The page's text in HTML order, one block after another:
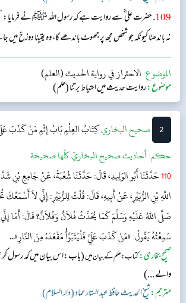
109 . حضرت علی ؓ سے روایت ہے کہ رسول اللہ ﷺ نے فرمایا:
نہ باندھنا کیونکہ جو شخص مجھ پر جھوٹ باندھے گا، وہ یقینا دوزخ میں
الموضوع:الاحتراز في رواية الحديث (العلم)
موضوع:روایت حدیث میں احتیاط برتنا (علم)
2 ‌‌صحيح البخاريكِتَابُ العِلْمِبَابُ إِثْمِ مَنْ كَذَبَ
حکم:أحاديث صحيح البخاريّ كلّها صحيحة
110حَدَّثَنَا أَبُو الوَلِيدِ، قَالَ: حَدَّثَنَا شُعْبَةُ، عَنْ جَامِعِ بْنِ
اللَّهِ بْنِ الزُّبَيْرِ، عَنْ أَبِيهِ، قَالَ: قُلْتُ لِلزُّبَيْرِ: إِنِّي لاَ
صَلَّى اللهُ عَلَيْهِ وَسَلَّمَ كَمَا يُحَدِّثُ فُلاَنٌ وَفُلاَنٌ؟ قَالَ: أَمَا
سَمِعْتُهُ يَقُولُ: «مَنْ كَذَبَ عَلَيَّ فَلْيَتَبَوَّأْ مَقْعَدَهُ مِنَ النَّارِ»...
صحیح بخاری:کتاب: علم کے بیان میں(باب:اس بیان میں کہ رسول
والے ...)
مترجم:شیخ الحدیث حافظ عبد الستار حماد (دار السلام)